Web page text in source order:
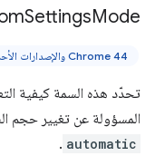
SettingsMode
Chrome 44 والإصدارات الأحدث
تحدّد هذه السمة كيفية
المسؤولة عن تغيير حجم
automatic
.